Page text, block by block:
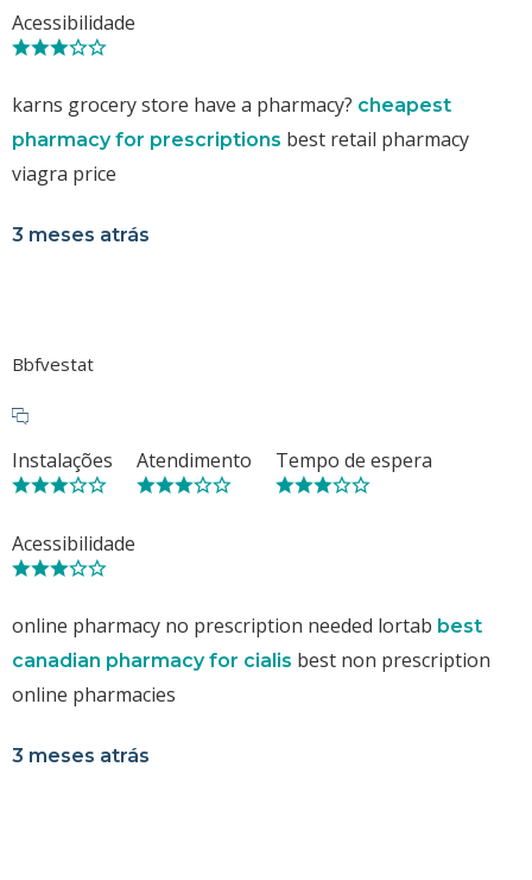
Acessibilidade
karns grocery store have a pharmacy? cheapest
pharmacy for prescriptions best retail pharmacy
viagra price
3 meses atrás
Bbfvestat
Instalações Atendimento Tempo de espera
Acessibilidade
online pharmacy no prescription needed lortab best
canadian pharmacy for cialis best non prescription
online pharmacies
3 meses atrás